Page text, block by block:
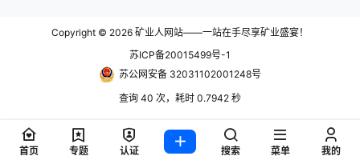
Copyright © 2026 矿业人网站——一站在手尽享矿业盛宴！
苏ICP备20015499号-1
苏公网安备 32031102001248号
查询 40 次，耗时 0.7942 秒
首页 专题 认证 搜索 菜单 我的